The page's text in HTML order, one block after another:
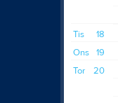
18
Tis
19
Ons
20
Tor